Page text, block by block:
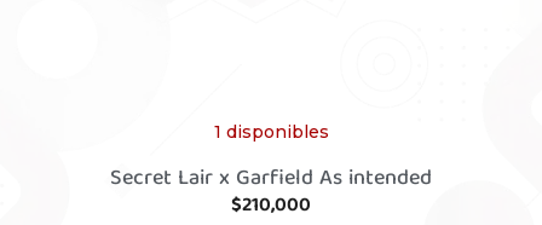
1 disponibles
Secret Lair x Garfield As intended
$210,000